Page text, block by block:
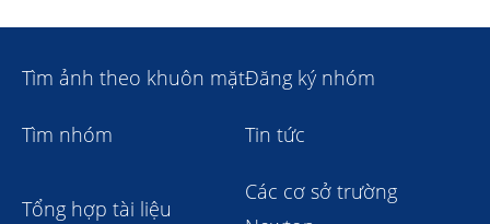
Tìm ảnh theo khuôn mặtĐăng ký nhóm
Tìm nhóm Tin tức
Tổng hợp tài liệu
Các cơ sở trường